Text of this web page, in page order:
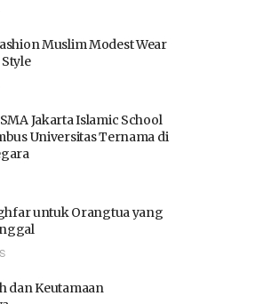
Muslim Modest Wear
Jakarta Islamic School
Universitas Ternama di
untuk Orangtua yang
dan Keutamaan